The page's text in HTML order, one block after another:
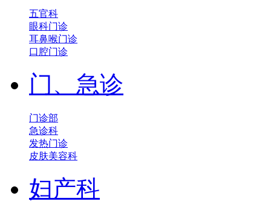
五官科
眼科门诊
耳鼻喉门诊
口腔门诊
门、急诊
门诊部
急诊科
发热门诊
皮肤美容科
妇产科